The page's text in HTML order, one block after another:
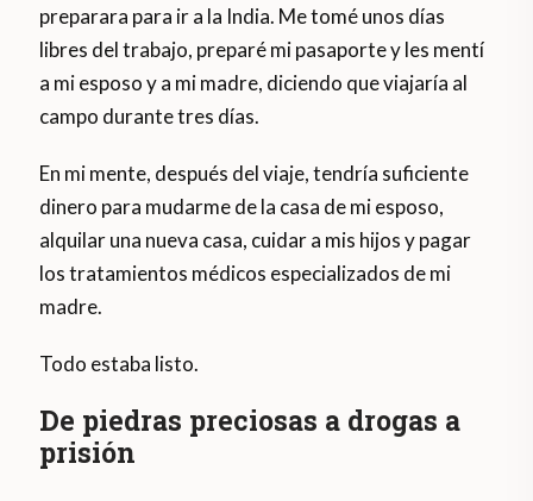
preparara para ir a la India. Me tomé unos días
libres del trabajo, preparé mi pasaporte y les mentí
a mi esposo y a mi madre, diciendo que viajaría al
campo durante tres días.
En mi mente, después del viaje, tendría suficiente
dinero para mudarme de la casa de mi esposo,
alquilar una nueva casa, cuidar a mis hijos y pagar
los tratamientos médicos especializados de mi
madre.
Todo estaba listo.
De piedras preciosas a drogas a
prisión